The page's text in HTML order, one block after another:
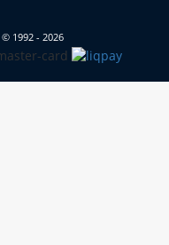
© 1992 - 2026